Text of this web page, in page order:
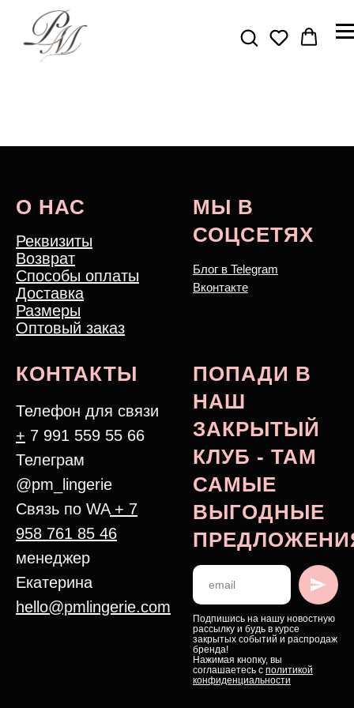
О НАС
Реквизиты
Возврат
Способы оплаты
Доставка
Размеры
Оптовый заказ
МЫ В
СОЦСЕТЯХ
Блог в Telegram
Вконтакте
КОНТАКТЫ
Телефон для связи
+ 7 991 559 55 66
Телеграм
@pm_lingerie
Связь по WA+ 7
958 761 85 46
менеджер
Екатерина
hello@pmlingerie.com
ПОПАДИ В
НАШ
ЗАКРЫТЫЙ
КЛУБ - ТАМ
САМЫЕ
ВЫГОДНЫЕ
Подпишись на нашу новостную
рассылку и будь в курсе
закрытых событий и распродаж
бренда!
Нажимая кнопку, вы
соглашаетесь с политикой
конфиденциальности